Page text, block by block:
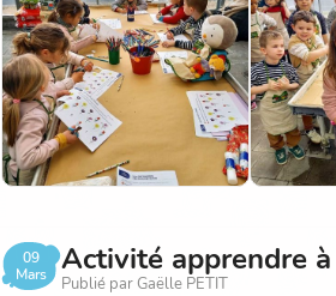
09
Mars
Activité apprendre
Publié par Gaëlle PETIT